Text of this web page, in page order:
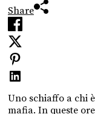
Share
Uno schiaffo a chi
mafia. In queste